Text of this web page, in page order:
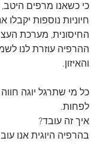
כי כשאנו מרפים
חיוניות נוספות
החיסונית, מערכת
ההרפיה עוזרת לנו
והאיזון.
כל מי שתרגל יוגה
לפחות.
איך זה עובד?
בהרפיה היוגית אנו